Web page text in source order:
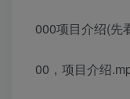
000项目介绍(先
00，项目介绍